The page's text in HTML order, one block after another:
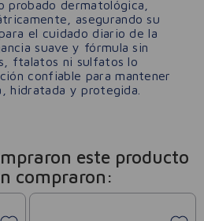
probado dermatológica,
asegurando su
el cuidado diario de la
suave y fórmula sin
ftalatos ni sulfatos lo
confiable para mantener
hidratada y protegida.​
este producto
compraron: